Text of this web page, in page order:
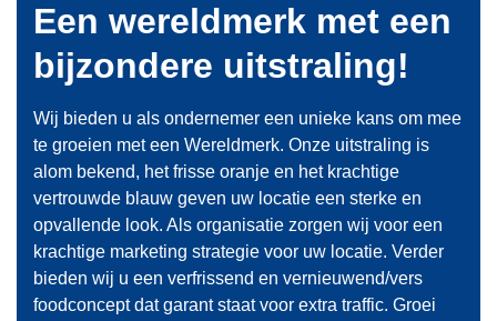
Een wereldmerk met een
bijzondere uitstraling!
Wij bieden u als ondernemer een unieke kans om mee
te groeien met een Wereldmerk. Onze uitstraling is
alom bekend, het frisse oranje en het krachtige
vertrouwde blauw geven uw locatie een sterke en
opvallende look. Als organisatie zorgen wij voor een
krachtige marketing strategie voor uw locatie. Verder
bieden wij u een verfrissend en vernieuwend/vers
foodconcept dat garant staat voor extra traffic. Groei